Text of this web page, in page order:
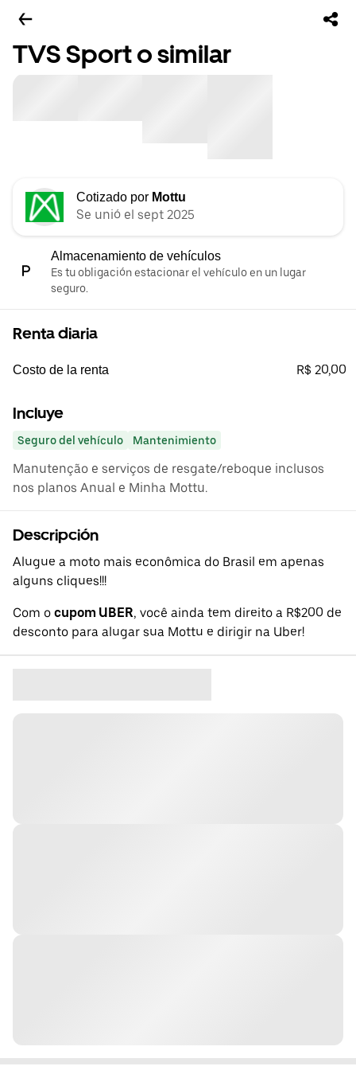
TVS Sport o similar
Cotizado por Mottu
Se unió el sept 2025
Almacenamiento de vehículos
Es tu obligación estacionar el vehículo en un lugar
seguro.
Renta diaria
Costo de la renta R$ 20,00
Incluye
Seguro del vehículo Mantenimiento
Manutenção e serviços de resgate/reboque inclusos
nos planos Anual e Minha Mottu.
Descripción
Alugue a moto mais econômica do Brasil em apenas
alguns cliques!!!
Com o cupom UBER, você ainda tem direito a R$200 de
desconto para alugar sua Mottu e dirigir na Uber!